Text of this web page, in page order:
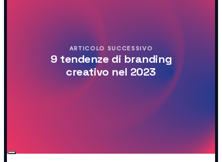
ARTICOLO SUCCESSIVO
9 tendenze di branding
creativo nel 2023